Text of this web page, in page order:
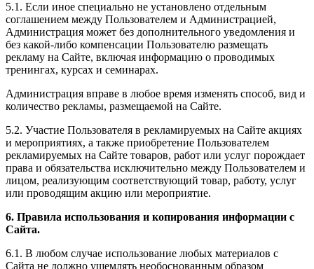
5.1. Если иное специально не установлено отдельным
соглашением между Пользователем и Администрацией,
Администрация может без дополнительного уведомления и
без какой-либо компенсации Пользователю размещать
рекламу на Сайте, включая информацию о проводимых
тренингах, курсах и семинарах.
Администрация вправе в любое время изменять способ, вид и
количество рекламы, размещаемой на Сайте.
5.2. Участие Пользователя в рекламируемых на Сайте акциях
и мероприятиях, а также приобретение Пользователем
рекламируемых на Сайте товаров, работ или услуг порождает
права и обязательства исключительно между Пользователем и
лицом, реализующим соответствующий товар, работу, услуг
или проводящим акцию или мероприятие.
6. Правила использования и копирования информации с
Сайта.
6.1. В любом случае использование любых материалов с
Сайта не должно ущемлять необоснованным образом